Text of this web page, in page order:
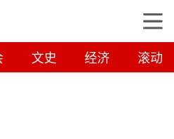
文史 经济 滚动